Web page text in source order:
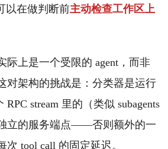
以在做判断前主动检查工作区上
际上是一个受限的 agent，而非
对架构的挑战是：分类器是运行
RPC stream 里的（类似 subagents
立的服务端点——否则额外的一
tool call 的固定延迟。